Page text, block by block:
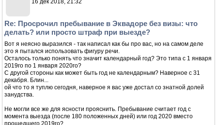
16 дек 2018, 21:32
Re: Просрочил пребывание в Эквадоре без визы: что
делать? или просто штраф при выезде?
Вот я неясно выразился - так написал как бы про вас, но на самом деле
это я пытался использовать фигуру речи.
Осталось только понять что значит календарный год? Это типа с 1 января
2019го по 1 января 2020го?
С другой стороны как может быть год не календарным? Наверное с 31
декабря. Блин...
ой что то я туплю сегодня, наверное я вас уже достал со знатной долей
занудства.
Не могли все же для ясности прояснить. Пребывание считает год с
момента выезда (после 180 положенных дней) или год 2020 вместо
прошедшего 2019го?